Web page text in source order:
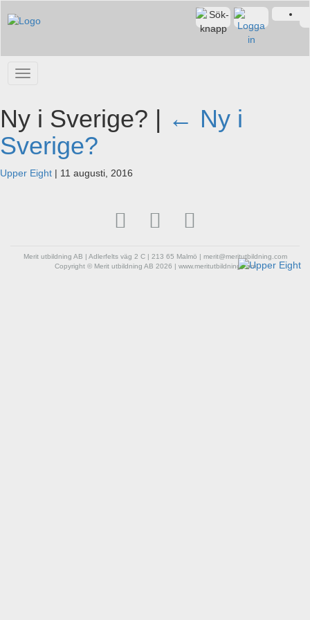
Ny i Sverige? | ← Ny i
Sverige?
Upper Eight | 11 augusti, 2016
Merit utbildning AB | Adlerfelts väg 2 C | 213 65 Malmö | merit@meritutbildning.com
Copyright © Merit utbildning AB 2026 | www.meritutbildning.com